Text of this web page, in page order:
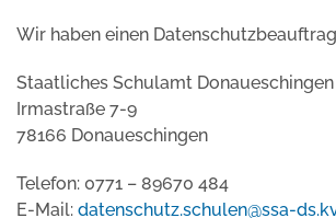
Wir haben einen
Staatliches Schulamt Donaueschingen
Irmastraße 7-9
78166 Donaueschingen
Telefon: 0771 – 89670 484
E-Mail: datenschutz.schulen@ssa-